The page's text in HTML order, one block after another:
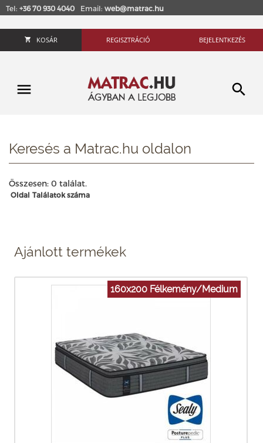
Tel: +36 70 930 4040 Email: web@matrac.hu
KOSÁR REGISZTRÁCIÓ BEJELENTKEZÉS
Keresés a Matrac.hu oldalon
Összesen: 0 találat.
Oldal Találatok száma
Ajánlott termékek
160x200 Félkemény/Medium